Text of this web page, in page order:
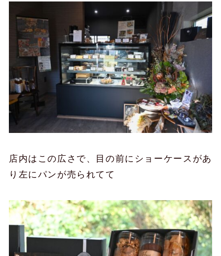
店内はこの広さで、目の前にショーケースがあ
り左にパンが売られてて